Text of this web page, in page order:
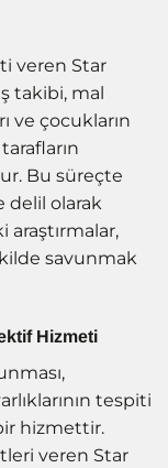
veren Star
takibi, mal
ve çocukların
Bu süreçte
delil olarak
araştırmalar,
savunmak
Hizmeti
tespiti
hizmettir.
veren Star